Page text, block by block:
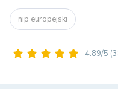
nip europejski
4.89/5